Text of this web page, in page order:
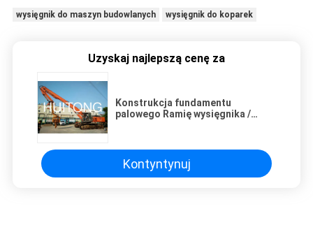
wysięgnik do maszyn budowlanych wysięgnik do koparek
Uzyskaj najlepszą cenę za
Konstrukcja fundamentu
palowego Ramię wysięgnika /
Kontyntynuj